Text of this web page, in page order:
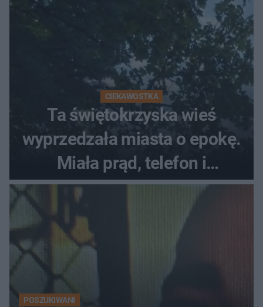
CIEKAWOSTKA
Ta świętokrzyska wieś
wyprzedzała miasta o epokę.
Miała prąd, telefon i
luksusowe auto
POSZUKIWANI